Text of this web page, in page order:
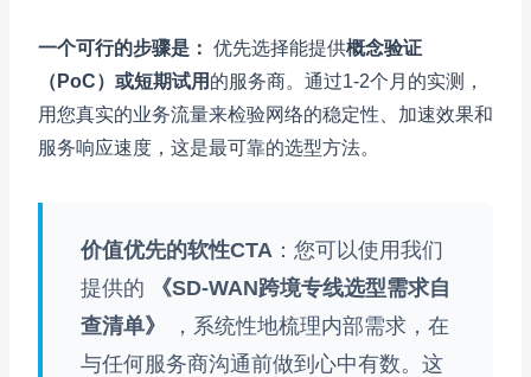
一个可行的步骤是： 优先选择能提供概念验证
（PoC）或短期试用 的服务商。通过1-2个月的实测，
用您真实的业务流量来检验网络的稳定性、加速效果和
服务响应速度，这是最可靠的选型方法。
价值优先的软性CTA ：您可以使用我们
提供的
《SD-WAN跨境专线选型需求自
查清单》
，系统性地梳理内部需求，在
与任何服务商沟通前做到心中有数。这